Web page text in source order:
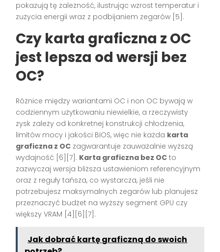
pokazują tę zależność, ilustrując wzrost temperatur i
zużycia energii wraz z podbijaniem zegarów [5].
Czy karta graficzna z OC
jest lepsza od wersji bez
OC?
Różnice między wariantami OC i non OC bywają w
codziennym użytkowaniu niewielkie, a rzeczywisty
zysk zależy od konkretnej konstrukcji chłodzenia,
limitów mocy i jakości BIOS, więc nie każda karta
graficzna z OC zagwarantuje zauważalnie wyższą
wydajność [6][7]. Karta graficzna bez OC to
zazwyczaj wersja bliższa ustawieniom referencyjnym
oraz z reguły tańsza, co wystarcza, jeśli nie
potrzebujesz maksymalnych zegarów lub planujesz
przeznaczyć budżet na wyższy segment GPU czy
większy VRAM [4][6][7].
Jak dobrać kartę graficzną do swoich